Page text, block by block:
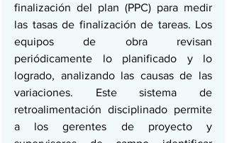
finalización del plan (PPC) para medir
las tasas de finalización de tareas. Los
equipos de obra revisan
periódicamente lo planificado y lo
logrado, analizando las causas de las
variaciones. Este sistema de
retroalimentación disciplinado permite
a los gerentes de proyecto y